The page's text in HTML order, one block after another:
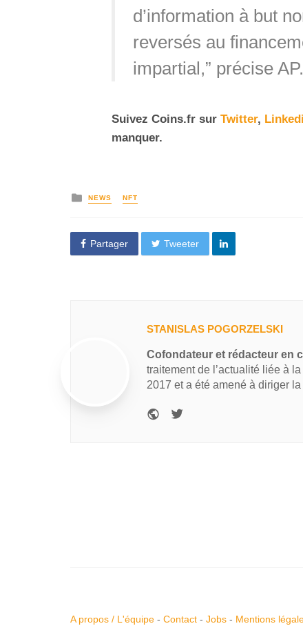
d’information à but
reversés au
impartial,” précise AP.
Suivez Coins.fr sur Twitter,
manquer.
NEWS NFT
Partager Tweeter
STANISLAS POGORZELSKI
Cofondateur et rédacteur en
traitement de l’actualité liée à
2017 et a été amené à diriger
A propos / L'équipe - Contact - Jobs - Mentions